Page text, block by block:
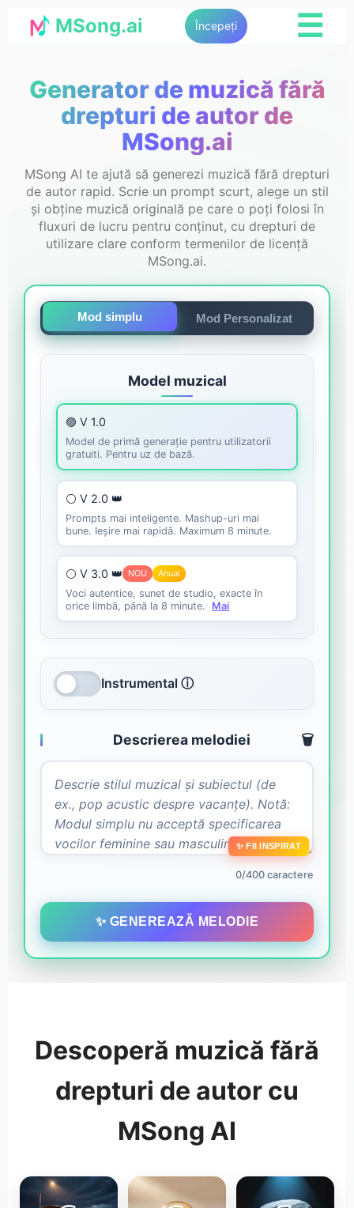
MSong.ai Începeți ☰
Generator de muzică fără
drepturi de autor de
MSong.ai
MSong AI te ajută să generezi muzică fără drepturi
de autor rapid. Scrie un prompt scurt, alege un stil
și obține muzică originală pe care o poți folosi în
fluxuri de lucru pentru conținut, cu drepturi de
utilizare clare conform termenilor de licență
MSong.ai.
Mod simplu Mod Personalizat
Model muzical
🟣 V 1.0
Model de primă generație pentru utilizatorii
gratuiti. Pentru uz de bază.
⚪ V 2.0 👑
Prompts mai inteligente. Mashup-uri mai
bune. Ieșire mai rapidă. Maximum 8 minute.
⚪ V 3.0 👑 NOU Anual
Voci autentice, sunet de studio, exacte în
orice limbă, până la 8 minute.
Mai
Instrumental ⓘ
Descrierea melodiei 🗑️
✨ FII INSPIRAT
0/400 caractere
✨ GENEREAZĂ MELODIE
Descoperă muzică fără
drepturi de autor cu
MSong AI